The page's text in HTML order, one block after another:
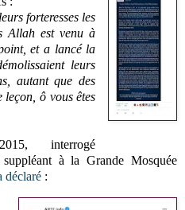
forteresses les
Allah est venu à
et a lancé la
leurs
autant que des
leçon, ô vous êtes
interrogé
à la Grande Mosquée
déclaré :